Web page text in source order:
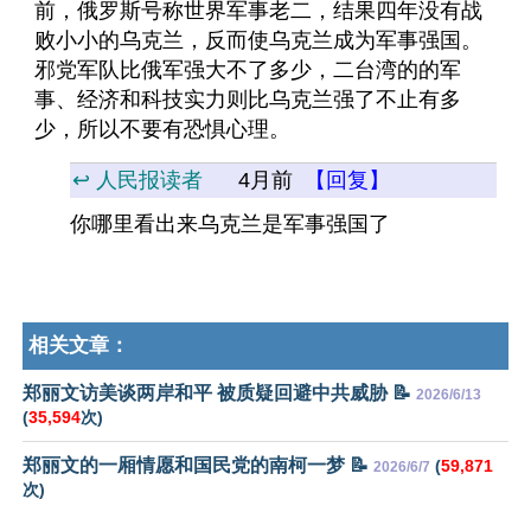
前，俄罗斯号称世界军事老二，结果四年没有战
败小小的乌克兰，反而使乌克兰成为军事强国。
邪党军队比俄军强大不了多少，二台湾的的军
事、经济和科技实力则比乌克兰强了不止有多
少，所以不要有恐惧心理。
↩️ 人民报读者 4月前
【回复】
你哪里看出来乌克兰是军事强国了
相关文章：
郑丽文访美谈两岸和平 被质疑回避中共威胁 📝 2026/6/13
(35,594次)
郑丽文的一厢情愿和国民党的南柯一梦 📝 2026/6/7 (59,871
次)